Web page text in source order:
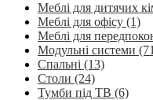
Меблі для дитячих
Меблі для офісу (1)
Меблі для
Модульні системи
Спальні (13)
Столи (24)
Тумби під ТВ (6)